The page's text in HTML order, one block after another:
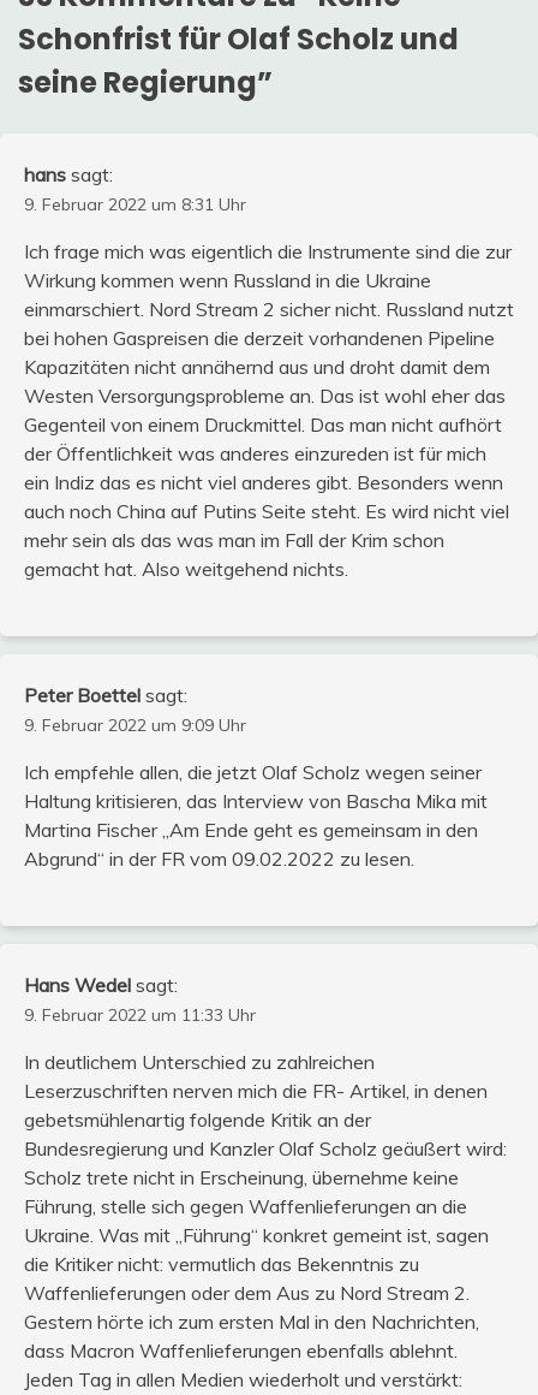
Schonfrist für Olaf Scholz und
seine Regierung”
hans sagt:
9. Februar 2022 um 8:31 Uhr
Ich frage mich was eigentlich die Instrumente sind die zur
Wirkung kommen wenn Russland in die Ukraine
einmarschiert. Nord Stream 2 sicher nicht. Russland nutzt
bei hohen Gaspreisen die derzeit vorhandenen Pipeline
Kapazitäten nicht annähernd aus und droht damit dem
Westen Versorgungsprobleme an. Das ist wohl eher das
Gegenteil von einem Druckmittel. Das man nicht aufhört
der Öffentlichkeit was anderes einzureden ist für mich
ein Indiz das es nicht viel anderes gibt. Besonders wenn
auch noch China auf Putins Seite steht. Es wird nicht viel
mehr sein als das was man im Fall der Krim schon
gemacht hat. Also weitgehend nichts.
Peter Boettel sagt:
9. Februar 2022 um 9:09 Uhr
Ich empfehle allen, die jetzt Olaf Scholz wegen seiner
Haltung kritisieren, das Interview von Bascha Mika mit
Martina Fischer „Am Ende geht es gemeinsam in den
Abgrund“ in der FR vom 09.02.2022 zu lesen.
Hans Wedel sagt:
9. Februar 2022 um 11:33 Uhr
In deutlichem Unterschied zu zahlreichen
Leserzuschriften nerven mich die FR- Artikel, in denen
gebetsmühlenartig folgende Kritik an der
Bundesregierung und Kanzler Olaf Scholz geäußert wird:
Scholz trete nicht in Erscheinung, übernehme keine
Führung, stelle sich gegen Waffenlieferungen an die
Ukraine. Was mit „Führung“ konkret gemeint ist, sagen
die Kritiker nicht: vermutlich das Bekenntnis zu
Waffenlieferungen oder dem Aus zu Nord Stream 2.
Gestern hörte ich zum ersten Mal in den Nachrichten,
dass Macron Waffenlieferungen ebenfalls ablehnt.
Jeden Tag in allen Medien wiederholt und verstärkt: